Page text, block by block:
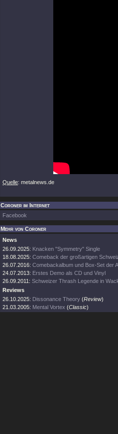
Quelle: metalnews.de
Coroner im Internet
Facebook
Mehr von Coroner
News
26.09.2025: Knacken "Symmetry" Single
18.08.2025: Comeback der großartigen
26.07.2016: Comebackalbum und Box-Set der
24.07.2013: Erstes Demo als CD und Vinyl
26.09.2011: Schweizer Thrash Legende in
Reviews
26.10.2025: Dissonance Theory (Review)
21.03.2005: Mental Vortex (Classic)